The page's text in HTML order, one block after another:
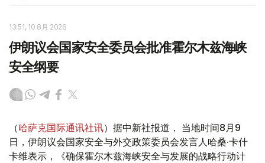
13:51, 10 8月 2026
伊朗议会国家安全委员会批准霍尔木兹海峡
安全纲要
（哈萨克国际通讯社讯）据中新社报道， 当地时间8月9
日，伊朗议会国家安全与外交政策委员会发言人哈桑·卡什
卡维表示，《确保霍尔木兹海峡安全与发展的战略行动计